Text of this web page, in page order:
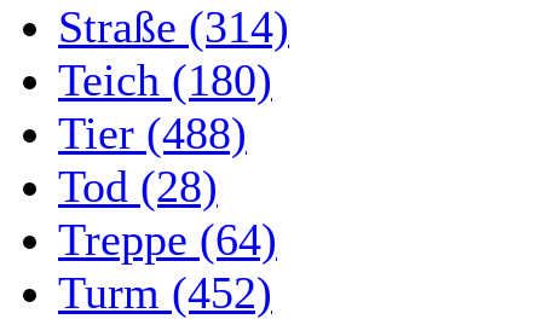
Straße (314)
Teich (180)
Tier (488)
Tod (28)
Treppe (64)
Turm (452)